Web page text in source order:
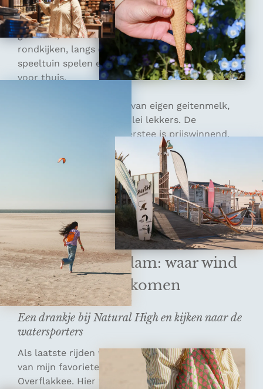
boerderijdieren, een boerderijwinkel en natuurlijk
ijs. Het boerenleven wordt hier heel toegankelijk
gemaakt, ook voor kinderen. Je kunt rustig
rondkijken, langs de dieren wandelen, in de
speeltuin spelen en daarna iets lekkers uitzoeken
voor thuis.
In de winkel vind je kaas van eigen geitenmelk,
streekproducten en allerlei lekkers. De
geitenkaas van De Mèkkerstee is prijswinnend,
dus proeven hoort er eigenlijk gewoon bij. Wij
eindigden natuurlijk met ijs van geitenmelk. Niet
alle ijssmaken zijn van geitenmelk gemaakt want
sommige smaken worden ook van koeienmelk
gemaakt. Wij kiezen voor de smaken braam en
vanille. Echt superlekker en allebei met
geitenmelk!
7. De Brouwersdam: waar wind
en water samenkomen
Een drankje bij Natural High en kijken naar de
watersporters
Als laatste rijden we naar de Brouwersdam, een
van mijn favoriete plekken op Goeree-
Overflakkee. Hier wordt het landschap ineens